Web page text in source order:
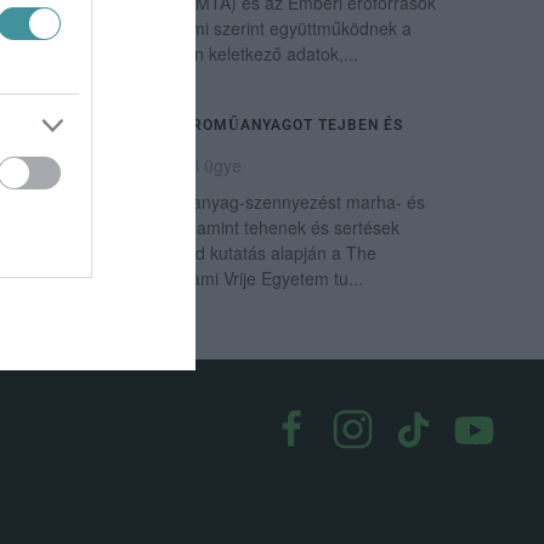
Minisztériuma (Emmi), ami szerint együttműködnek a
Covid-19-járvány kapcsán keletkező adatok,...
ELŐSZÖR TALÁLTAK MIKROMŰANYAGOT TEJBEN ÉS
2022. július 09
Mindenki ügye
Először találtak mikroműanyag-szennyezést marha- és
sertéshúsban, tejben, valamint tehenek és sertések
vérében – írta egy holland kutatás alapján a The
Guardian. Az amszterdami Vrije Egyetem tu...